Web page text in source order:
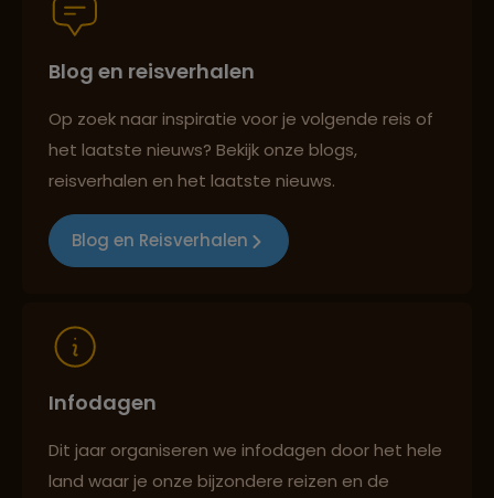
Best beoordeelde reisroutes
Reizen met oog voor mens, cultuur en milieu
Blog en reisverhalen
Op zoek naar inspiratie voor je volgende reis of
het laatste nieuws? Bekijk onze blogs,
reisverhalen en het laatste nieuws.
Blog en Reisverhalen
Infodagen
Dit jaar organiseren we infodagen door het hele
land waar je onze bijzondere reizen en de